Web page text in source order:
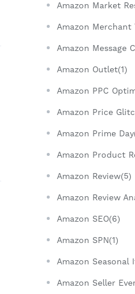
Amazon Market
Amazon Merchant
Amazon Message
Amazon Outlet(1)
Amazon PPC
Amazon Price
Amazon Prime
Amazon Product
Amazon Review(5)
Amazon Review
Amazon SEO(6)
Amazon SPN(1)
Amazon Seasonal
Amazon Seller